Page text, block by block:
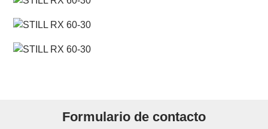
Formulario de contacto